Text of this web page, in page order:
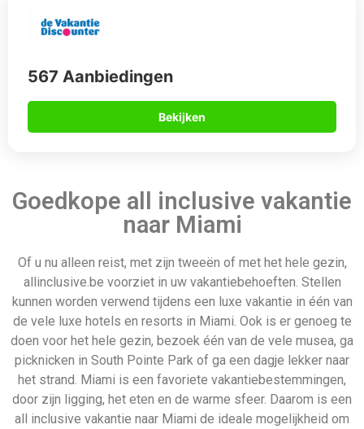
567 Aanbiedingen
Bekijken
Goedkope all inclusive vakantie
naar Miami
Of u nu alleen reist, met zijn tweeën of met het hele gezin,
allinclusive.be voorziet in uw vakantiebehoeften. Stellen
kunnen worden verwend tijdens een luxe vakantie in één van
de vele luxe hotels en resorts in Miami. Ook is er genoeg te
doen voor het hele gezin, bezoek één van de vele musea, ga
picknicken in South Pointe Park of ga een dagje lekker naar
het strand. Miami is een favoriete vakantiebestemmingen,
door zijn ligging, het eten en de warme sfeer. Daarom is een
all inclusive vakantie naar Miami de ideale mogelijkheid om